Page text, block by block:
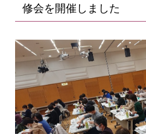
修会を開催しました